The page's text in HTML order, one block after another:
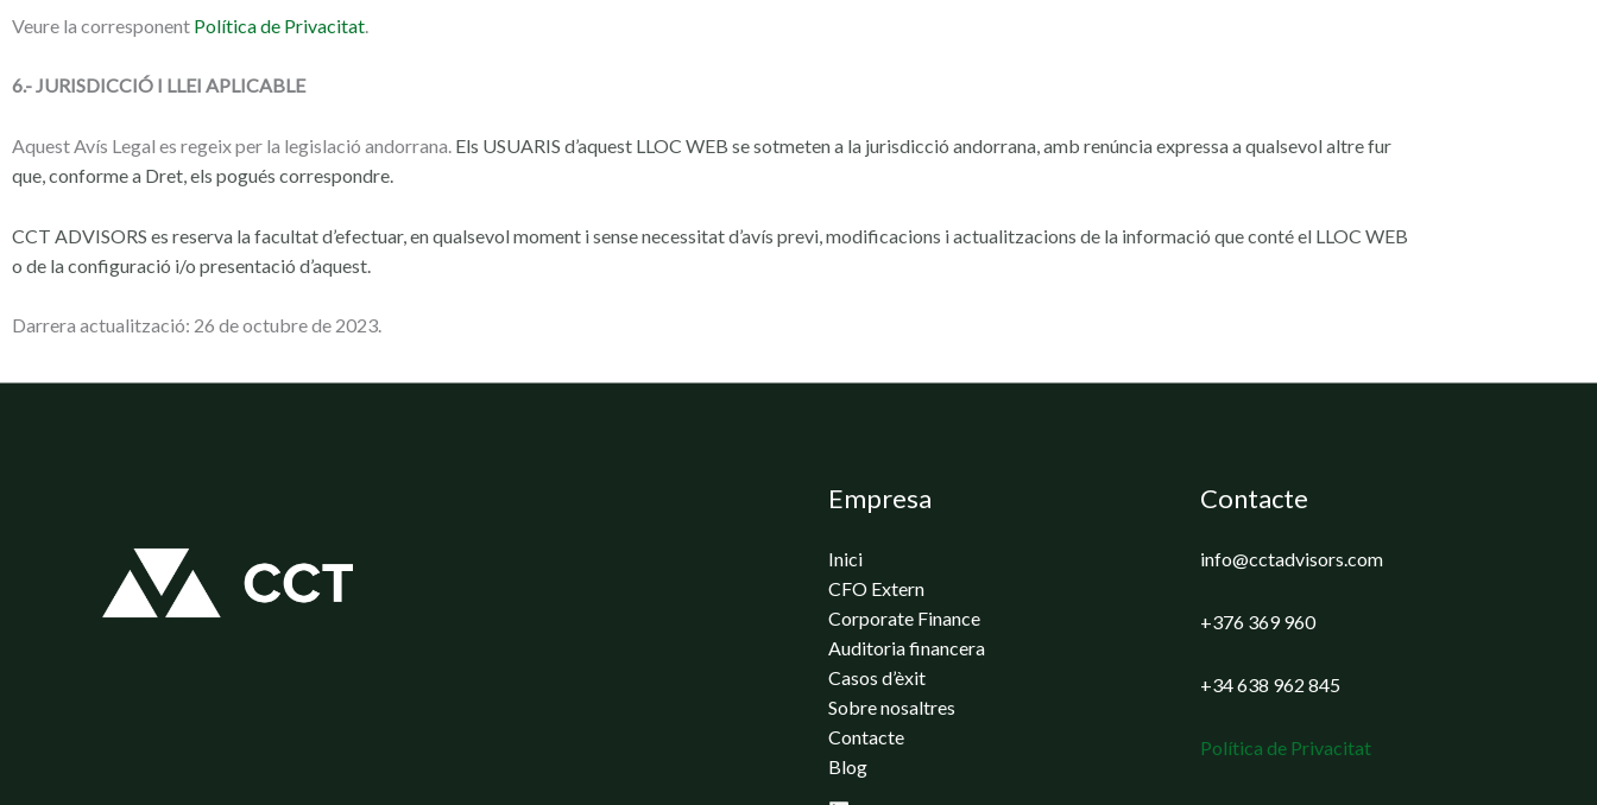
Veure la corresponent Política de Privacitat
6.- JURISDICCIÓ I LLEI APLICABLE
Aquest Avís Legal es regeix per la legislació andorrana. Els USUARIS d’aquest LLOC WEB se sotmeten a la jurisdicció andorrana, amb renúnciaexpressa a qualsevol altre fur
que, conforme a Dret, els pogués correspondre.
CCT ADVISORS es reserva la facultat d’efectuar, en qualsevol moment i sensenecessitat d’avís previ, modificacions i actualitzacions de la informació que conté el LLOC WEB
o de la configuració i/o presentació d’aquest.
Darrera actualització: 26 de octubre de 2023.
Empresa
Inici
CFO Extern
Corporate Finance
Auditoria financera
Casos d’èxit
Sobre nosaltres
Contacte
Blog
Contacte
info@cctadvisors.com
+376 369 960
+34 638 962 845
Política de Privacitat